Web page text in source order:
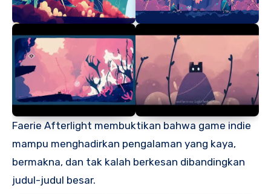
Faerie Afterlight membuktikan bahwa game indie
mampu menghadirkan pengalaman yang kaya,
bermakna, dan tak kalah berkesan dibandingkan
judul-judul besar.